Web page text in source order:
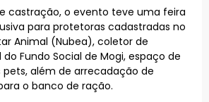
castração, o evento teve uma feira
para protetoras cadastradas no
Animal (Nubea), coletor de
Fundo Social de Mogi, espaço de
além de arrecadação de
o banco de ração.